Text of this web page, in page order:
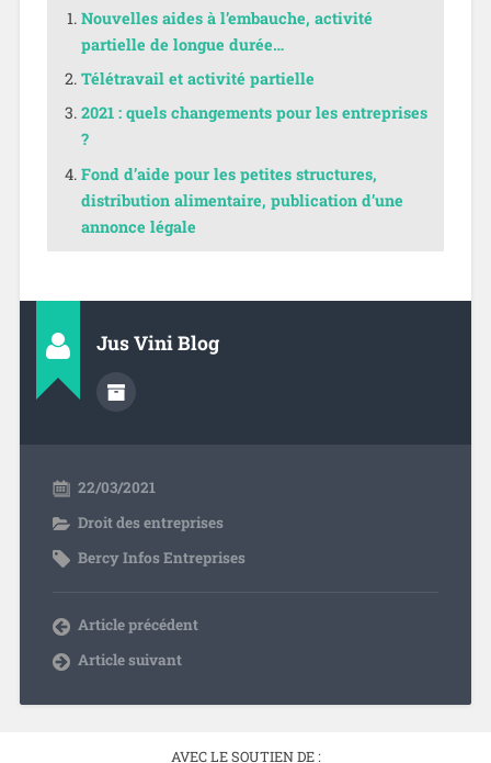
Nouvelles aides à l’embauche, activité
partielle de longue durée…
Télétravail et activité partielle
2021 : quels changements pour les entreprises
?
Fond d’aide pour les petites structures,
distribution alimentaire, publication d’une
annonce légale
Jus Vini Blog
22/03/2021
Droit des entreprises
Bercy Infos Entreprises
Article précédent
Article suivant
AVEC LE SOUTIEN DE :